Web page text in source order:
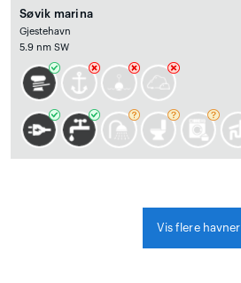
Søvik marina
Gjestehavn
5.9 nm SW
Vis flere havner